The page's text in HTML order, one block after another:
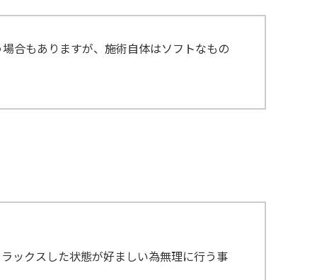
合もありますが、施術自体はソフトなもの
ックスした状態が好ましい為無理に行う事